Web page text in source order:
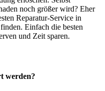
noch größer wird? Eher
Reparatur-Service in
Einfach die besten
und Zeit sparen.
werden?